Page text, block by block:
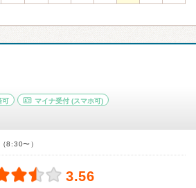
可 マイナ受付 (スマホ可)
8:30〜）
3.56